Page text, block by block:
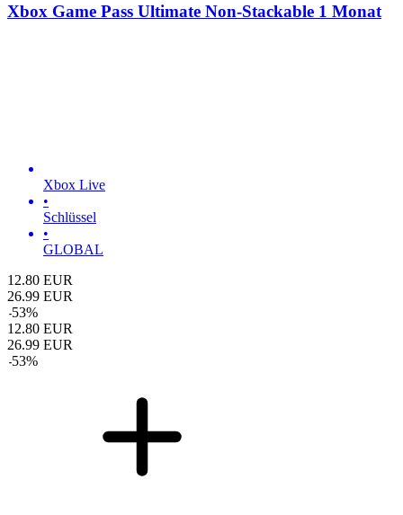
Xbox Game Pass Ultimate Non-Stackable 1 Monat
Xbox Live
•
Schlüssel
•
GLOBAL
12.80 EUR
26.99 EUR
-53%
12.80 EUR
26.99 EUR
-53%